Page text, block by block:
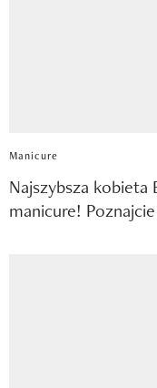
Manicure
Najszybsza
manicure!